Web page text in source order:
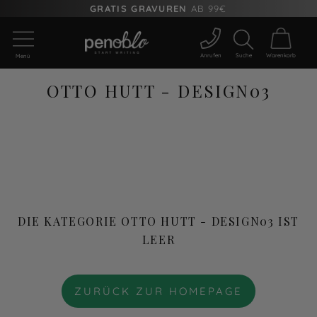
GRATIS GRAVUREN AB 99€
Menü Anrufen Suche Warenkorb
OTTO HUTT - DESIGN03
DIE KATEGORIE OTTO HUTT - DESIGN03 IST
LEER
ZURÜCK ZUR HOMEPAGE